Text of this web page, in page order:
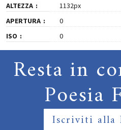
ALTEZZA
1132px
APERTURA
0
ISO
0
Resta in
Poesia
Iscriviti alla